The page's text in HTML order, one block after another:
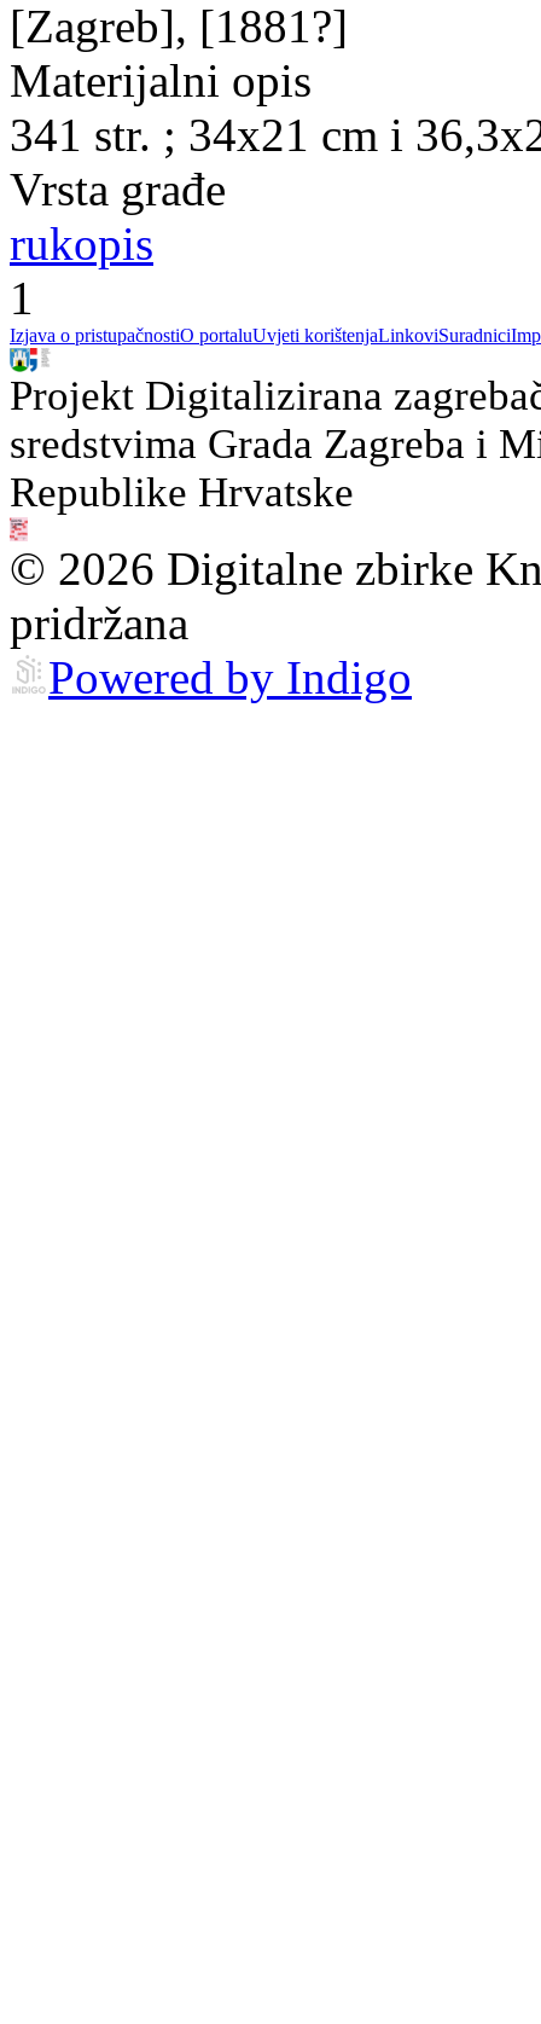
[Zagreb], [1881?]
Materijalni opis
341 str. ; 34x21 cm i
Vrsta građe
rukopis
1
Izjava o pristupačnostiO portaluUvjeti korištenjaLinkoviSuradnici
Projekt Digitalizirana
sredstvima Grada Zagreba i
Republike Hrvatske
© 2026 Digitalne zbirke
pridržana
Powered by Indigo